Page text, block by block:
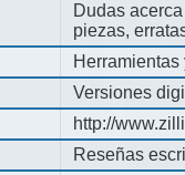
Dudas
piezas,
Versiones
http://
Reseñas